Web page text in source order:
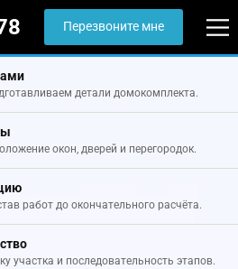
Перезвоните мне
детали домокомплекта.
окон, дверей и перегородок.
работ до окончательного расчёта.
участка и последовательность этапов.